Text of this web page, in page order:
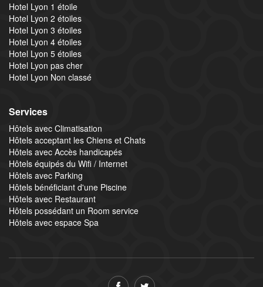
Hotel Lyon 1 étoile
Hotel Lyon 2 étoiles
Hotel Lyon 3 étoiles
Hotel Lyon 4 étoiles
Hotel Lyon 5 étoiles
Hotel Lyon pas cher
Hotel Lyon Non classé
Services
Hôtels avec Climatisation
Hôtels acceptant les Chiens et Chats
Hôtels avec Accès handicapés
Hôtels équipés du Wifi / Internet
Hôtels avec Parking
Hôtels bénéficiant d'une Piscine
Hôtels avec Restaurant
Hôtels possédant un Room service
Hôtels avec espace Spa